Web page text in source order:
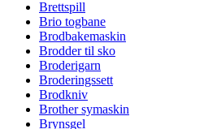
Brettspill
Brio togbane
Brodbakemaskin
Brodder til sko
Broderigarn
Broderingssett
Brodkniv
Brother symaskin
Brynsgel